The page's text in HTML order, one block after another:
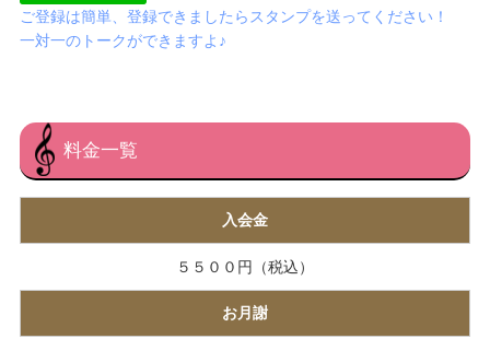
ご登録は簡単、登録できましたらスタンプを送ってください！
一対一のトークができますよ♪
料金一覧
入会金
５５００円（税込）
お月謝